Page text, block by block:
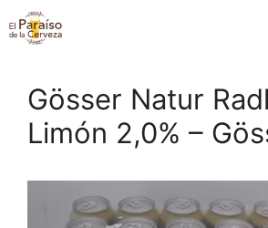
Saltar
al
Gösser Natur
Limón 2,0% –